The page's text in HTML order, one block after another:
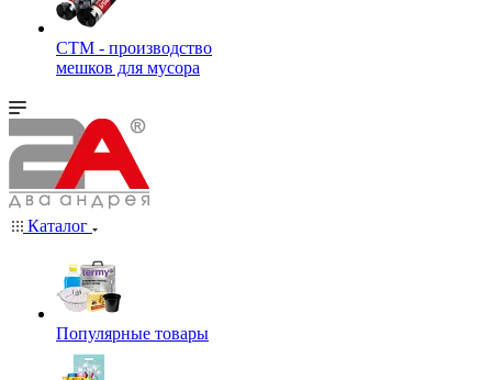
СТМ - производство
мешков для мусора
Каталог
Популярные товары